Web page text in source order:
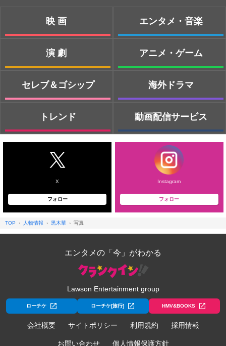
映画
演劇
セレブ＆ゴシップ
トレンド
エンタメ・音楽
アニメ・ゲーム
海外ドラマ
動画配信サービス
X
フォロー
Instagram
フォロー
TOP 人物情報 黒木華 写真
エンタメの「今」がわかる
Lawson Entertainment group
ローチケ ローチケ[旅行] HMV&BOOKS
会社概要 サイトポリシー 利用規約 採用情報
お問い合わせ 個人情報保護方針